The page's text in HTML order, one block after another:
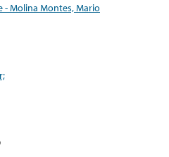
- Molina Montes, Mario